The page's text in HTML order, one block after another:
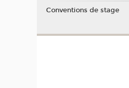
Conventions de stage